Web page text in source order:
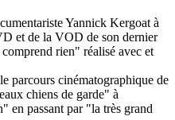
Yannick Kergoat à
et de la VOD de son dernier
rien" réalisé avec et
parcours cinématographique de
chiens de garde" à
en passant par "la très grand